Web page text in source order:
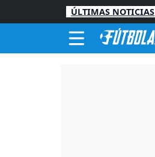
ÚLTIMAS NOTICIAS